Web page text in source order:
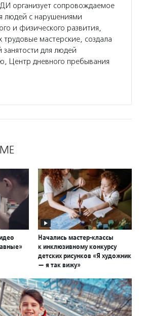
организует сопровождаемое
людей с нарушениями
и физического развития,
трудовые мастерские, создала
для людей
Центр дневного пребывания
Начались мастер-классы
к инклюзивному конкурсу
детских рисунков «Я художник
— я так вижу»